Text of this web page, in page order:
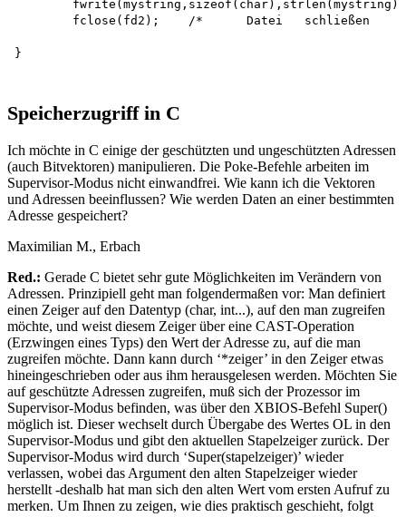
}
Speicherzugriff in C
Ich möchte in C einige der geschützten und ungeschützten Adressen
(auch Bitvektoren) manipulieren. Die Poke-Befehle arbeiten im
Supervisor-Modus nicht einwandfrei. Wie kann ich die Vektoren
und Adressen beeinflussen? Wie werden Daten an einer bestimmten
Adresse gespeichert?
Maximilian M., Erbach
Red.: Gerade C bietet sehr gute Möglichkeiten im Verändern von
Adressen. Prinzipiell geht man folgendermaßen vor: Man definiert
einen Zeiger auf den Datentyp (char, int...), auf den man zugreifen
möchte, und weist diesem Zeiger über eine CAST-Operation
(Erzwingen eines Typs) den Wert der Adresse zu, auf die man
zugreifen möchte. Dann kann durch ‘*zeiger’ in den Zeiger etwas
hineingeschrieben oder aus ihm herausgelesen werden. Möchten Sie
auf geschützte Adressen zugreifen, muß sich der Prozessor im
Supervisor-Modus befinden, was über den XBIOS-Befehl Super()
möglich ist. Dieser wechselt durch Übergabe des Wertes OL in den
Supervisor-Modus und gibt den aktuellen Stapelzeiger zurück. Der
Supervisor-Modus wird durch ‘Super(stapelzeiger)’ wieder
verlassen, wobei das Argument den alten Stapelzeiger wieder
herstellt -deshalb hat man sich den alten Wert vom ersten Aufruf zu
merken. Um Ihnen zu zeigen, wie dies praktisch geschieht, folgt